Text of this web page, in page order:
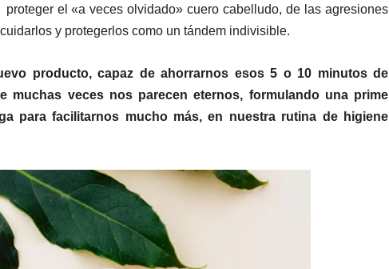
el «a veces olvidado» cuero cabelludo, de las agresiones
y protegerlos como un tándem indivisible.
producto, capaz de ahorrarnos esos 5 o 10 minutos de
muchas veces nos parecen eternos, formulando una prime
para facilitarnos mucho más, en nuestra rutina de higiene